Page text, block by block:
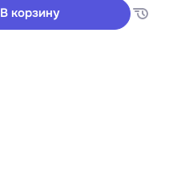
В корзину